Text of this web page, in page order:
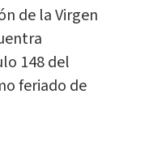
de la Virgen
148 del
feriado de